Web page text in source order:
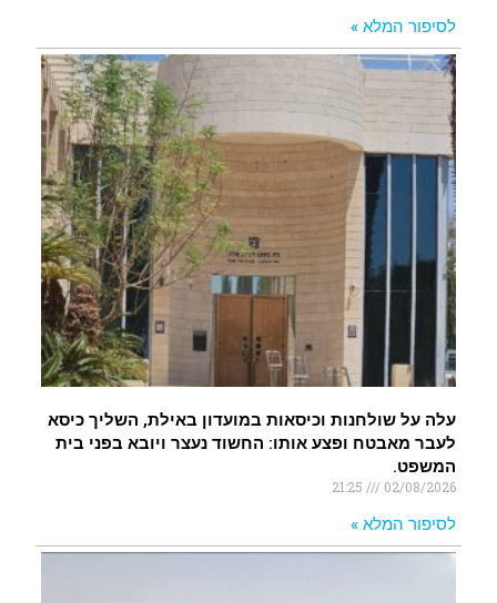
לסיפור המלא »
עלה על שולחנות וכיסאות במועדון באילת, השליך כיסא
לעבר מאבטח ופצע אותו: החשוד נעצר ויובא בפני בית
המשפט.
02/08/2026
לסיפור המלא »